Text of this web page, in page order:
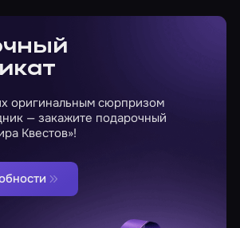
оригинальным сюрпризом
— закажите подарочный
Квестов»!